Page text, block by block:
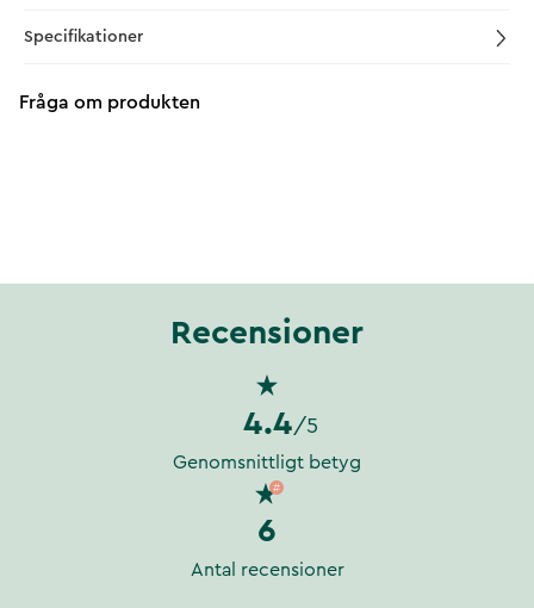
Specifikationer
Fråga om produkten
Recensioner
4.4/5
Genomsnittligt betyg
6
Antal recensioner